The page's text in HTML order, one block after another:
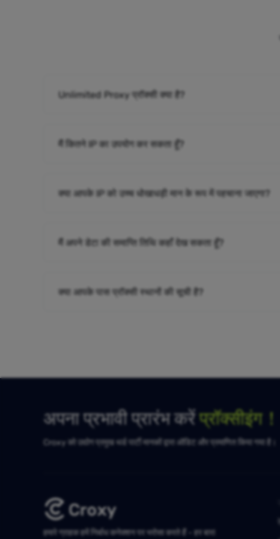
Unlimited Proxy प्रॉक्सी क्या है?
मैं कितने IP का उपयोग कर सकता हूँ?
क्या आपके IP को उच्च धोखाधड़ी मान के रूप में पहचाना जाएगा?
मैं अपने डेटा की समाप्ति तिथि कहाँ देख सकता हूँ?
क्या आपके पास प्रॉक्सी स्थानों की सूची है?
अपना प्रभावी प्रारंभ करेंप्रॉक्सीइंग！
Croxy को उद्योग प्रमुख थर्ड पार्टी मानकों द्वारा ऑडिट और प्रमाणित किया गया है।
हमारे ग्राहक हमें निर्बाध कनेक्शन पर भरोसा करते हैं - हर बार!